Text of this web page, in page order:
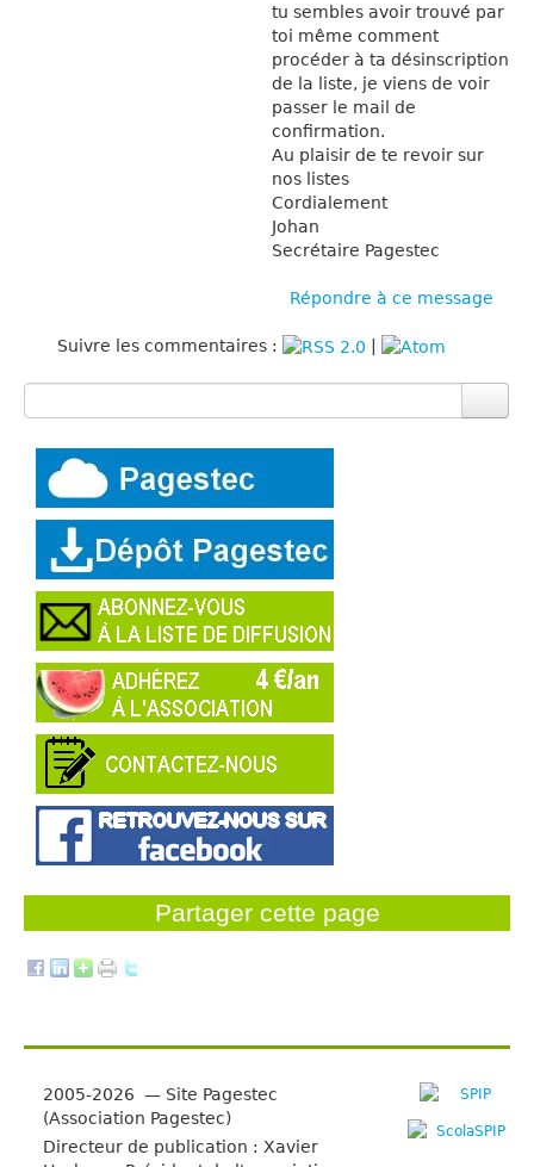
tu sembles avoir trouvé par
toi même comment
procéder à ta désinscription
de la liste, je viens de voir
passer le mail de
confirmation.
Au plaisir de te revoir sur
nos listes
Cordialement
Johan
Secrétaire Pagestec
Répondre à ce message
Suivre les commentaires : |
Partager cette page
2005-2026 — Site Pagestec
(Association Pagestec)
Directeur de publication : Xavier